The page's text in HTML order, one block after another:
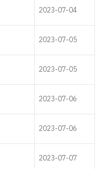
2023-07-04
2023-07-05
2023-07-05
2023-07-06
2023-07-06
2023-07-07